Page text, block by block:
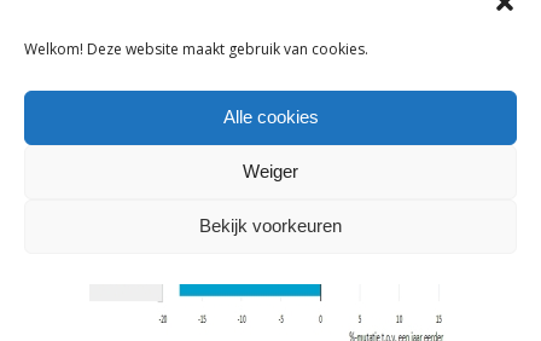
Welkom! Deze website maakt gebruik van cookies.
Alle cookies
Weiger
Bekijk voorkeuren